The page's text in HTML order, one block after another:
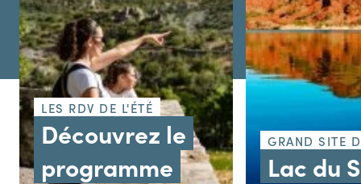
LES RDV DE L'ÉTÉ
Découvrez le
programme
GRAND SITE
Lac du